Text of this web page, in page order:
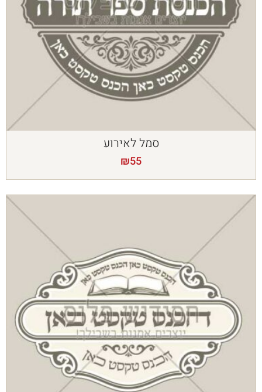
סמל לאירוע
₪55